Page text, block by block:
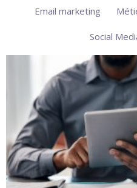
Email marketing
Social